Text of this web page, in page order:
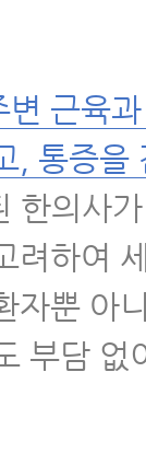
변 근육
, 통증을
한의사
려하여
자뿐 아
부담 없